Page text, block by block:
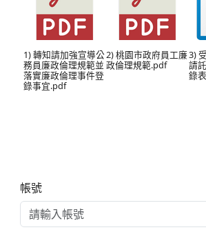
1) 轉知請加強宣導公
務員廉政倫理規範並
落實廉政倫理事件登
錄事宜.pdf
2) 桃園市政府員工廉
政倫理規範.pdf
3)
請
錄
帳號